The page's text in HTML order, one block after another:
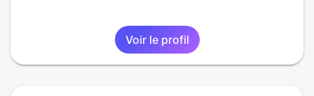
Voir le profil